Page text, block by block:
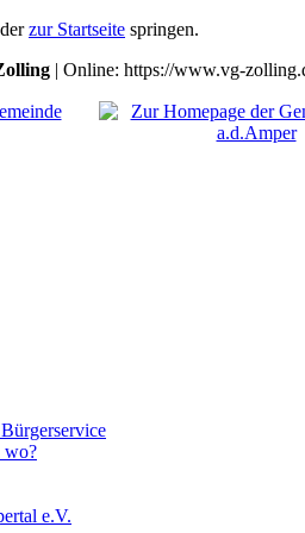
zur Startseite springen.
| Online: https://www.vg-
wo?
e.V.